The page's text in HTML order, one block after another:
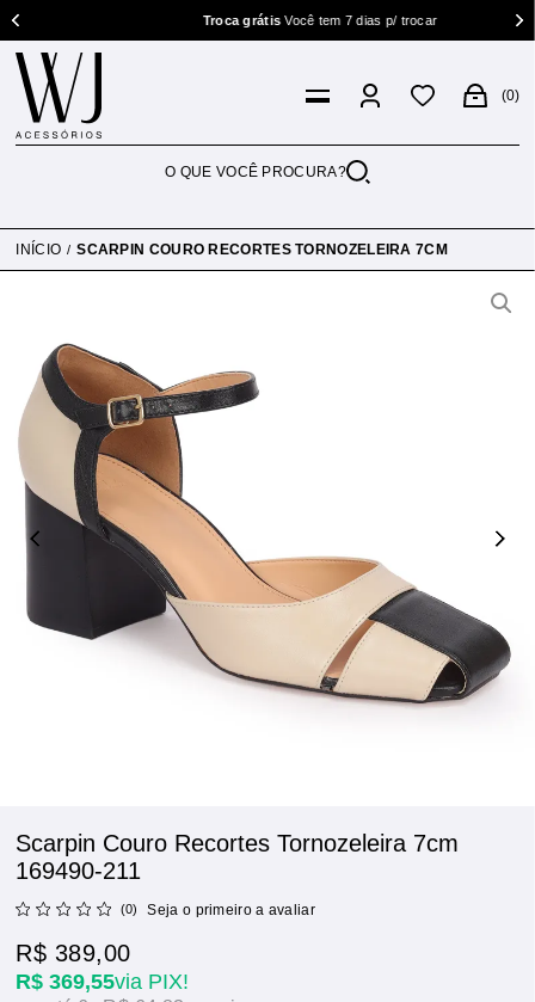
Troca grátisVocê tem 7 dias p/ trocar
0
INÍCIO SCARPIN COURO RECORTES TORNOZELEIRA 7CM
Scarpin Couro Recortes Tornozeleira 7cm
169490-211
(0) Seja o primeiro a avaliar
R$ 369,55via PIX!
R$ 389,00